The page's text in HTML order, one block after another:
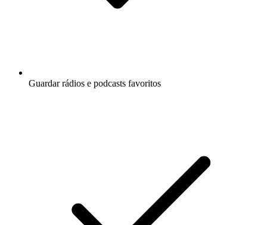
Guardar rádios e podcasts favoritos